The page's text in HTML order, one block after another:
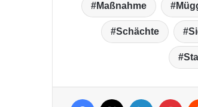
Maßnahme
Schächte